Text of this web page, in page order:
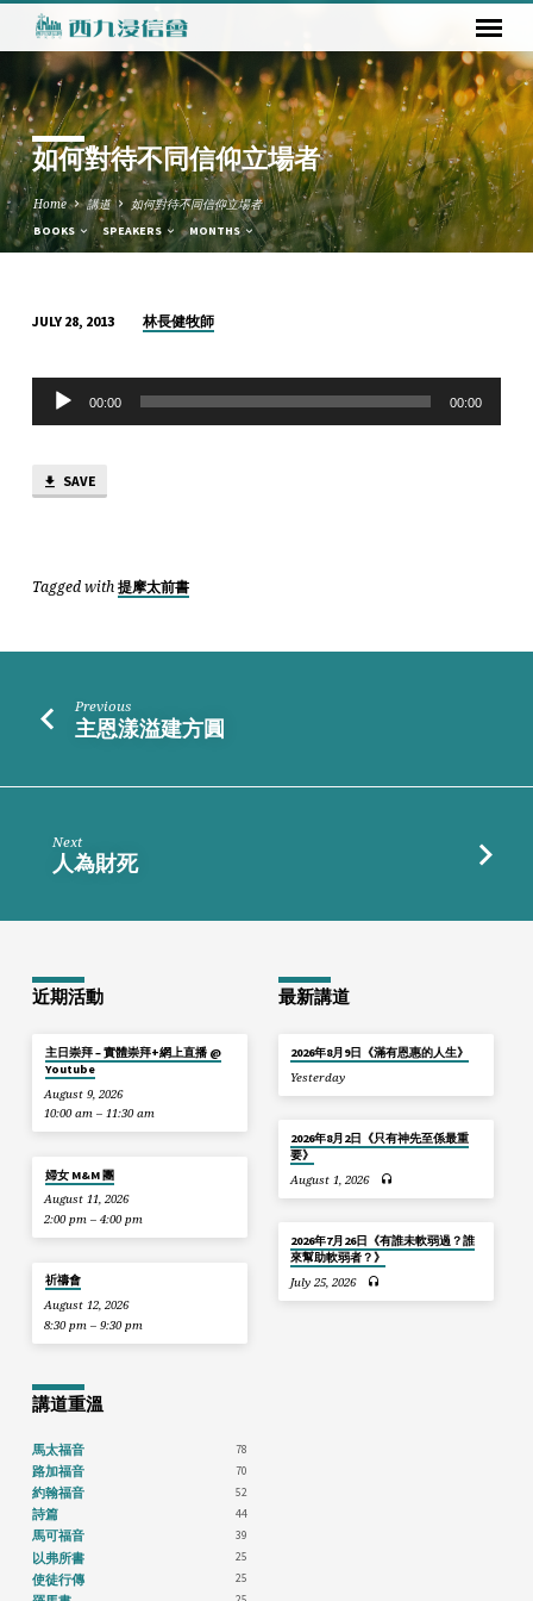
如何對待不同信仰立場者
Home 講道 如何對待不同信仰立場者
BOOKS SPEAKERS MONTHS
何
對
待
同
立
場
JULY 28, 2013 林長健牧師
Audio
Player
00:00 00:00
SAVE
Tagged with 提摩太前書
Previous
主恩漾溢建方圓
Next
人為財死
近期活動
主日崇拜 – 實體崇拜+網上直播 @
Youtube
August 9, 2026
10:00 am – 11:30 am
婦女 M&M 團
August 11, 2026
2:00 pm – 4:00 pm
祈禱會
August 12, 2026
8:30 pm – 9:30 pm
最新講道
2026年8月9日《滿有恩惠的人生》
Yesterday
2026年8月2日《只有神先至係最重
要》
August 1, 2026
2026年7月26日《有誰未軟弱過？誰
來幫助軟弱者？》
July 25, 2026
講道重溫
馬太福音 78
路加福音 70
約翰福音 52
詩篇 44
馬可福音 39
以弗所書 25
使徒行傳 25